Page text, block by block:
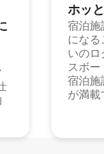
ホッ
宿泊施
にな
いのロ
スボー
宿泊施
が満載